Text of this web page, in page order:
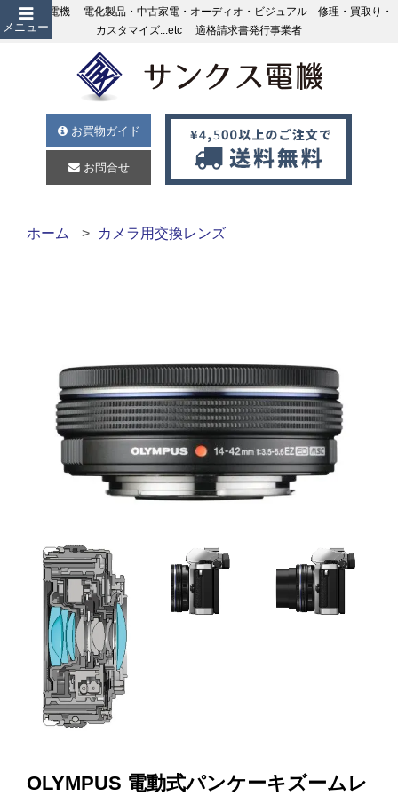
メニュー
サンクス電機 電化製品・中古家電・オーディオ・ビジュアル 修理・買取り・
カスタマイズ...etc 適格請求書発行事業者
お買物ガイド
お問合せ
ホーム カメラ用交換レンズ
OLYMPUS 電動式パンケーキズームレ